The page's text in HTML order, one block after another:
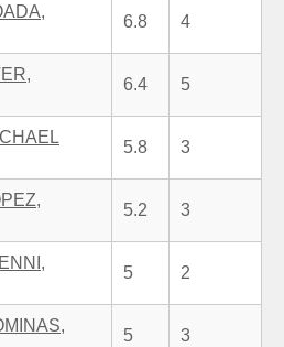
6.8 4
6.4 5
5.8 3
5.2 3
5 2
5 3